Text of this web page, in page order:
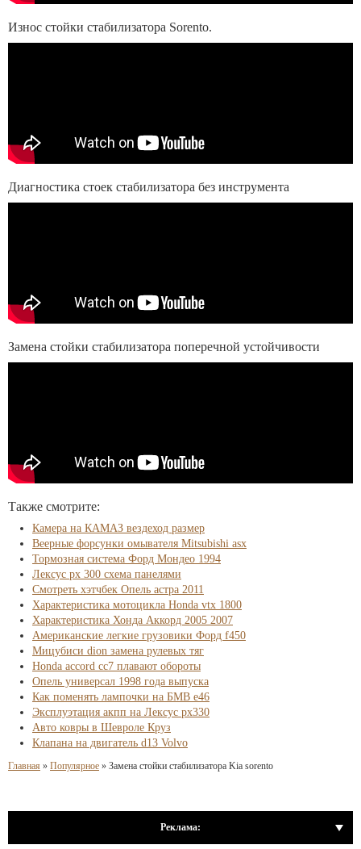
Износ стойки стабилизатора Sorento.
Диагностика стоек стабилизатора без инструмента
Замена стойки стабилизатора поперечной устойчивости
Также смотрите:
Камера на КАМАЗ вездеход размер
Веерные форсунки омывателя Mitsubishi asx
Тормозная система Форд Мондео 1994
Лексус рх 300 схема панелями
Смотреть хэтчбек Опель астра 2011
Характеристика мотоцикла Honda vtx 1800
Характеристика Хонда Аккорд 2005 2007
Американские легкие грузовики Форд f450
Мицубиси dion замена рулевых тяг
Honda accord cc7 плавают обороты
Опель универсал 1998 года выпуска
Как поменять лампочки на БМВ е46
Эксплуэтация акпп на Лексус рх330
Авто ковры в Шевроле Круз
Клапана на двигатель d13 Volvo
Главная » Популярное » Замена стойки стабилизатора Kia sorento
Реклама: